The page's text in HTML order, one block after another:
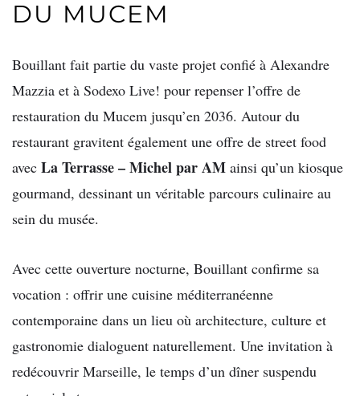
DU MUCEM
Bouillant fait partie du vaste projet confié à Alexandre
Mazzia et à Sodexo Live! pour repenser l’offre de
restauration du Mucem jusqu’en 2036. Autour du
restaurant gravitent également une offre de street food
avec La Terrasse – Michel par AM ainsi qu’un kiosque
gourmand, dessinant un véritable parcours culinaire au
sein du musée.
Avec cette ouverture nocturne, Bouillant confirme sa
vocation : offrir une cuisine méditerranéenne
contemporaine dans un lieu où architecture, culture et
gastronomie dialoguent naturellement. Une invitation à
redécouvrir Marseille, le temps d’un dîner suspendu